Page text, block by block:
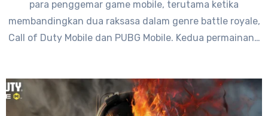
para penggemar game mobile, terutama ketika
membandingkan dua raksasa dalam genre battle royale,
Call of Duty Mobile dan PUBG Mobile. Kedua permainan…